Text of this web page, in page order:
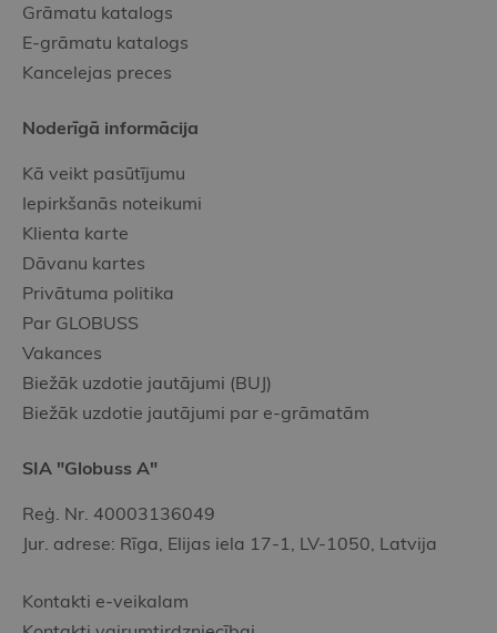
Grāmatu katalogs
E-grāmatu katalogs
Kancelejas preces
Noderīgā informācija
Kā veikt pasūtījumu
Iepirkšanās noteikumi
Klienta karte
Dāvanu kartes
Privātuma politika
Par GLOBUSS
Vakances
Biežāk uzdotie jautājumi (BUJ)
Biežāk uzdotie jautājumi par e-grāmatām
SIA "Globuss A"
Reģ. Nr. 40003136049
Jur. adrese: Rīga, Elijas iela 17-1, LV-1050, Latvija
Kontakti e-veikalam